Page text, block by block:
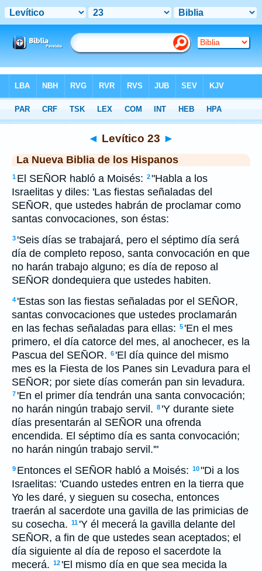
>NBLH > Levítico 23
◄ Levítico 23 ►
La Nueva Biblia de los Hispanos
1 El SEÑOR habló a Moisés: 2"Habla a los
Israelitas y diles: 'Las fiestas señaladas del
SEÑOR, que ustedes habrán de proclamar como
santas convocaciones, son éstas:
3 'Seis días se trabajará, pero el séptimo día será
día de completo reposo, santa convocación en que
no harán trabajo alguno; es día de reposo al
SEÑOR dondequiera que ustedes habiten.
4 'Estas son las fiestas señaladas por el SEÑOR,
santas convocaciones que ustedes proclamarán
en las fechas señaladas para ellas: 5 'En el mes
primero, el día catorce del mes, al anochecer, es la
Pascua del SEÑOR. 6 'El día quince del mismo
mes es la Fiesta de los Panes sin Levadura para el
SEÑOR; por siete días comerán pan sin levadura.
7 'En el primer día tendrán una santa convocación;
no harán ningún trabajo servil. 8 'Y durante siete
días presentarán al SEÑOR una ofrenda
encendida. El séptimo día es santa convocación;
no harán ningún trabajo servil.'"
9 Entonces el SEÑOR habló a Moisés: 10"Di a los
Israelitas: 'Cuando ustedes entren en la tierra que
Yo les daré, y sieguen su cosecha, entonces
traerán al sacerdote una gavilla de las primicias de
su cosecha. 11 'Y él mecerá la gavilla delante del
SEÑOR, a fin de que ustedes sean aceptados; el
día siguiente al día de reposo el sacerdote la
mecerá. 12 'El mismo día en que sea mecida la